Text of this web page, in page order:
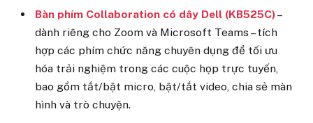
Bàn phím Collaboration có dây Dell (KB525C)–
dành riêng cho Zoom và Microsoft Teams – tích
hợp các phím chức năng chuyên dụng để tối ưu
hóa trải nghiệm trong các cuộc họp trực tuyến,
bao gồm tắt/bật micro, bật/tắt video, chia sẻ màn
hình và trò chuyện.